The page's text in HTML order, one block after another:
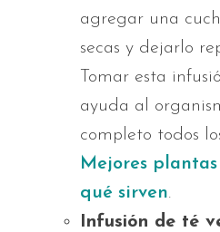
agregar una
secas y dejarlo
Tomar esta
ayuda al
completo todos
Mejores
qué sirven.
Infusión de té